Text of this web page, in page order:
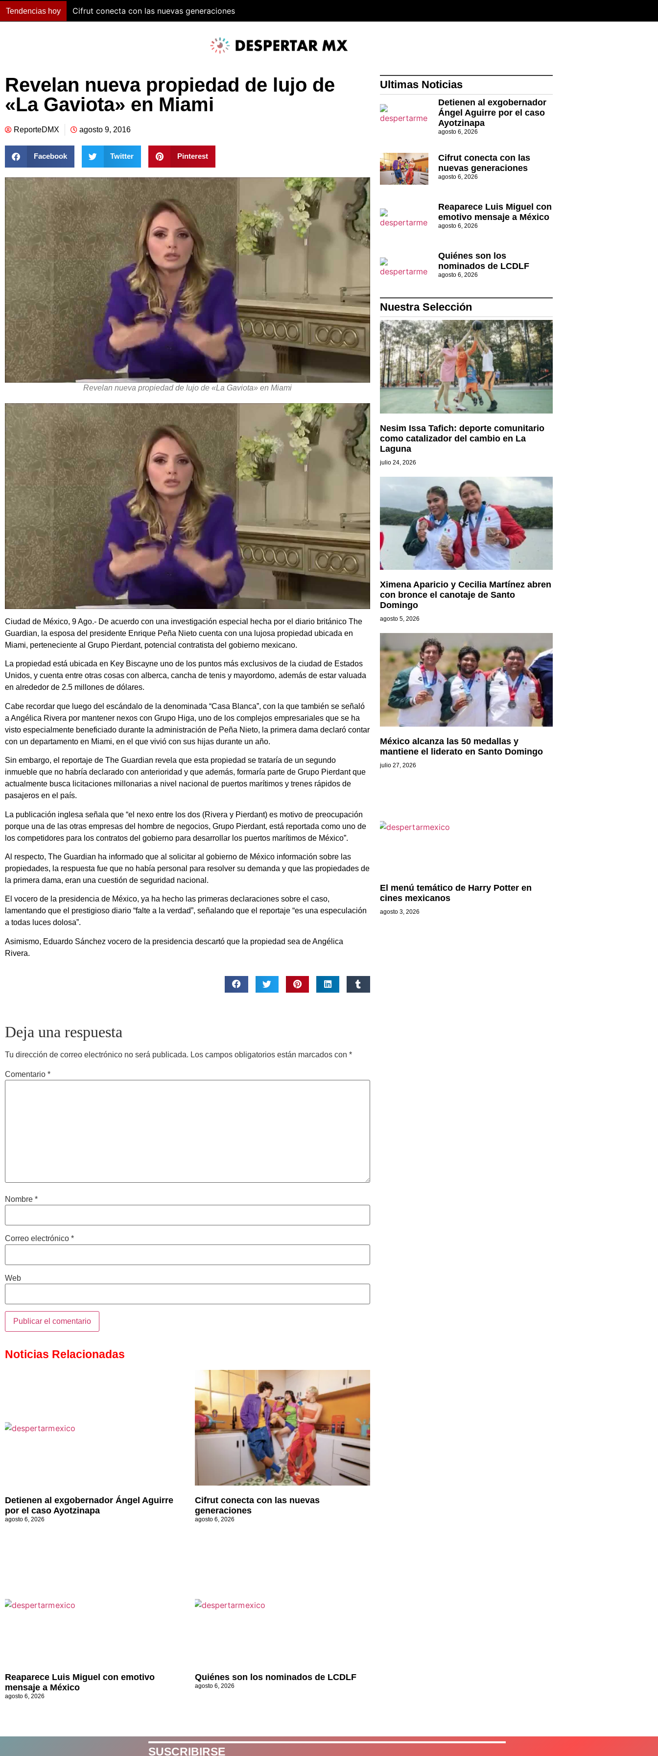
Tendencias hoy Cifrut conecta con las nuevas generaciones
Revelan nueva propiedad de lujo de
«La Gaviota» en Miami
ReporteDMX agosto 9, 2016
Facebook Twitter Pinterest
Revelan nueva propiedad de lujo de «La Gaviota» en Miami
Ciudad de México, 9 Ago.- De acuerdo con una investigación especial hecha por el diario británico The
Guardian, la esposa del presidente Enrique Peña Nieto cuenta con una lujosa propiedad ubicada en
Miami, perteneciente al Grupo Pierdant, potencial contratista del gobierno mexicano.
La propiedad está ubicada en Key Biscayne uno de los puntos más exclusivos de la ciudad de Estados
Unidos, y cuenta entre otras cosas con alberca, cancha de tenis y mayordomo, además de estar valuada
en alrededor de 2.5 millones de dólares.
Cabe recordar que luego del escándalo de la denominada “Casa Blanca”, con la que también se señaló
a Angélica Rivera por mantener nexos con Grupo Higa, uno de los complejos empresariales que se ha
visto especialmente beneficiado durante la administración de Peña Nieto, la primera dama declaró contar
con un departamento en Miami, en el que vivió con sus hijas durante un año.
Sin embargo, el reportaje de The Guardian revela que esta propiedad se trataría de un segundo
inmueble que no habría declarado con anterioridad y que además, formaría parte de Grupo Pierdant que
actualmente busca licitaciones millonarias a nivel nacional de puertos marítimos y trenes rápidos de
pasajeros en el país.
La publicación inglesa señala que “el nexo entre los dos (Rivera y Pierdant) es motivo de preocupación
porque una de las otras empresas del hombre de negocios, Grupo Pierdant, está reportada como uno de
los competidores para los contratos del gobierno para desarrollar los puertos marítimos de México”.
Al respecto, The Guardian ha informado que al solicitar al gobierno de México información sobre las
propiedades, la respuesta fue que no había personal para resolver su demanda y que las propiedades de
la primera dama, eran una cuestión de seguridad nacional.
El vocero de la presidencia de México, ya ha hecho las primeras declaraciones sobre el caso,
lamentando que el prestigioso diario “falte a la verdad”, señalando que el reportaje “es una especulación
a todas luces dolosa”.
Asimismo, Eduardo Sánchez vocero de la presidencia descartó que la propiedad sea de Angélica
Rivera.
Deja una respuesta
Tu dirección de correo electrónico no será publicada. Los campos obligatorios están marcados con *
Comentario *
Nombre *
Correo electrónico *
Web
Noticias Relacionadas
Detienen al exgobernador Ángel Aguirre
por el caso Ayotzinapa
agosto 6, 2026
Cifrut conecta con las nuevas
generaciones
agosto 6, 2026
Reaparece Luis Miguel con emotivo
mensaje a México
agosto 6, 2026
Quiénes son los nominados de LCDLF
agosto 6, 2026
Ultimas Noticias
Detienen al exgobernador
Ángel Aguirre por el caso
Ayotzinapa
agosto 6, 2026
Cifrut conecta con las
nuevas generaciones
agosto 6, 2026
Reaparece Luis Miguel con
emotivo mensaje a México
agosto 6, 2026
Quiénes son los
nominados de LCDLF
agosto 6, 2026
Nuestra Selección
Nesim Issa Tafich: deporte comunitario
como catalizador del cambio en La
Laguna
julio 24, 2026
Ximena Aparicio y Cecilia Martínez abren
con bronce el canotaje de Santo
Domingo
agosto 5, 2026
México alcanza las 50 medallas y
mantiene el liderato en Santo Domingo
julio 27, 2026
El menú temático de Harry Potter en
cines mexicanos
agosto 3, 2026
SUSCRIBIRSE